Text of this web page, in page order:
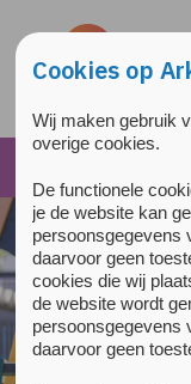
Cookies op
Wij maken gebruik
overige cookies.
De functionele
je de website kan
persoonsgegevens
daarvoor geen
cookies die wij
de website wordt
persoonsgegevens
daarvoor geen